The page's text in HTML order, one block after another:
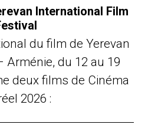
International Film
du film de Yerevan
Arménie, du 12 au 19
deux films de Cinéma
2026 :